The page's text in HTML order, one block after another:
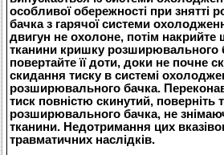
особливої обережності при знятті
бачка з гарячої системи
двигун не охолоне, потім накрийте
тканини кришку розширювального
повертайте її доти, доки не почне
скидання тиску в системі
розширювального бачка.
тиск повністю скинутий, поверніть
розширювального бачка, не
тканини. Недотримання цих
травматичних наслідків.